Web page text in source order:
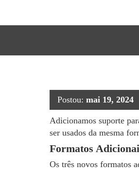
Postou: mai 19, 2024
Adicionamos suporte
ser usados ​​da mesma
Formatos
Os três novos formatos